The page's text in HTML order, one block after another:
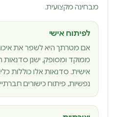
מבחינה מקצועית.
לפיתוח אישי
אם מטרתך היא לשפר את
ממוקד ומסופק, ישנן
אישית. סדנאות אלו כוללות
נפשיות, פיתוח כישורים